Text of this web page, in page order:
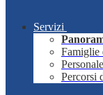
Servizi
Famiglie
Percorsi